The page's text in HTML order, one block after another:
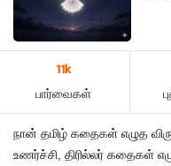
11k
பார்வைகள்
நான் தமிழ் கதைகள் எழுத
உணர்ச்சி, திரில்லர் கதைகள்